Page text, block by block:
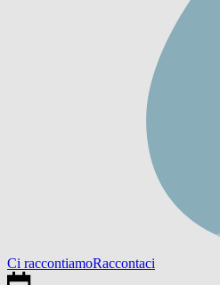
Ci raccontiamoRaccontaci